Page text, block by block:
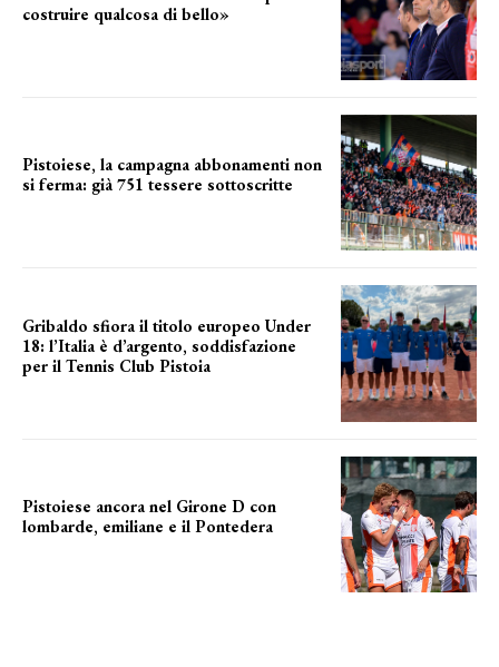
costruire qualcosa di bello»
Pistoiese, la campagna abbonamenti non
si ferma: già 751 tessere sottoscritte
Gribaldo sfiora il titolo europeo Under
18: l’Italia è d’argento, soddisfazione
per il Tennis Club Pistoia
Pistoiese ancora nel Girone D con
lombarde, emiliane e il Pontedera